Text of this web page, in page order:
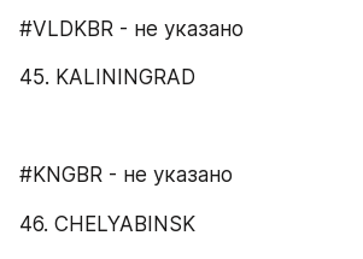
#VLDKBR - не указано
45. KALININGRAD
#KNGBR - не указано
46. CHELYABINSK​